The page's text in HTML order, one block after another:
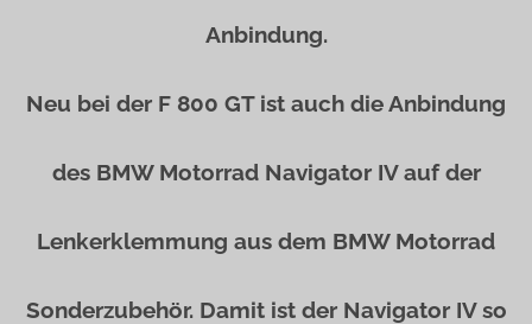
Anbindung.
Neu bei der F 800 GT ist auch die Anbindung
des BMW Motorrad Navigator IV auf der
Lenkerklemmung aus dem BMW Motorrad
Sonderzubehör. Damit ist der Navigator IV so